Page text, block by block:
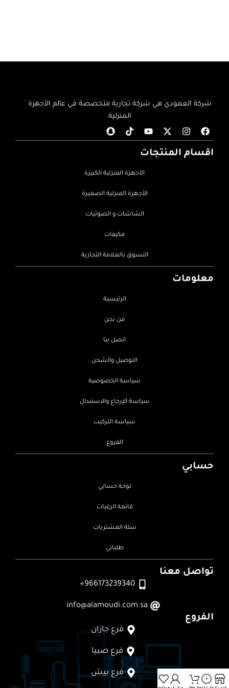
شركة العمودي هي شركة تجارية متخصصة في عالم الأجهزة
المنزلية
اقسام المنتجات
الأجهزة المنزلية الكبيرة
الأجهزة المنزلية الصغيرة
الشاشات و الصوتيات
مكيفات
التسوق بالعلامة التجارية
معلومات
الرئيسية
من نحن
اتصل بنا
التوصيل والشحن
سياسة الخصوصية
سياسة الإرجاع والاستبدال
سياسة التركيب
الفروع
حسابي
لوحة حسابي
قائمة الرغبات
سلة المشتريات
طلباتي
تواصل معنا
966173239340+
info@alamoudi.com.sa
الفروع
فرع جازان
فرع صبيا
فرع بيش